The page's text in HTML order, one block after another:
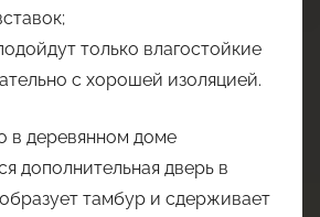
только влагостойкие
с хорошей изоляцией.
в деревянном доме
дополнительная дверь в
тамбур и сдерживает